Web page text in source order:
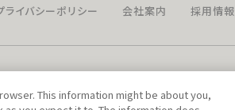
ライバシーポリシー 会社案内 採用情報
This information might be about you,